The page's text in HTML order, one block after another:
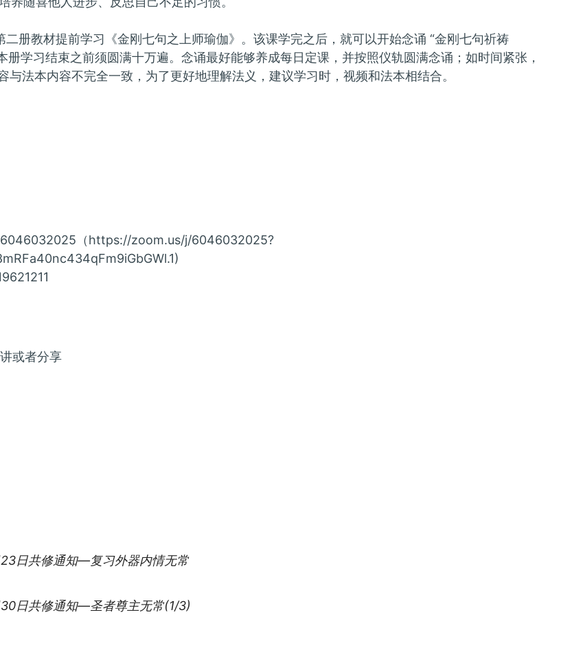
二册教材提前学习《金刚七句之上师瑜伽》。该课学完之后，就可以开始念诵 “金刚七句祈祷
册学习结束之前须圆满十万遍。念诵最好能够养成每日定课，并按照仪轨圆满念诵；如时间紧张，
与法本内容不完全一致，为了更好地理解法义，建议学习时，视频和法本相结合。
6046032025（https://zoom.us/j/6046032025?
或者分享
日共修通知—复习外器内情无常
日共修通知—圣者尊主无常(1/3)